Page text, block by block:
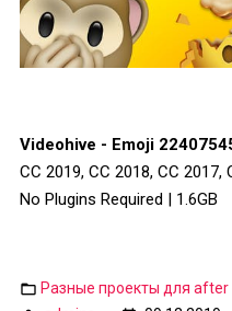
Videohive - Emoji
CC 2019, CC 2018, CC
No Plugins Required | 1.6GB
Разные проекты для